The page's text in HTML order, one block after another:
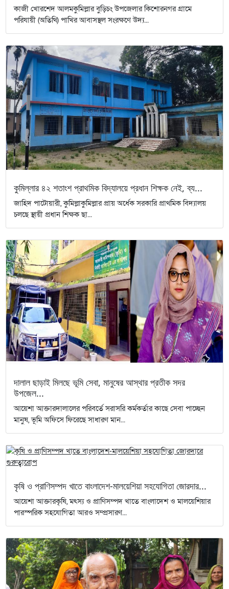
কাজী খোরশেদ আলমকুমিল্লার বুড়িচং উপজেলার কিশোরনগর গ্রামে
পরিযায়ী (অতিথি) পাখির আবাসস্থল সংরক্ষণে উদ্য...
কুমিল্লার ৪২ শতাংশ প্রাথমিক বিদ্যালয়ে প্রধান শিক্ষক নেই, ব্য...
জাহিদ পাটোয়ারী, কুমিল্লাকুমিল্লার প্রায় অর্ধেক সরকারি প্রাথমিক বিদ্যালয়
চলছে স্থায়ী প্রধান শিক্ষক ছা...
দালাল ছাড়াই মিলছে ভূমি সেবা, মানুষের আস্থার প্রতীক সদর
উপজেল...
আয়েশা আক্তারদালালের পরিবর্তে সরাসরি কর্মকর্তার কাছে সেবা পাচ্ছেন
মানুষ, ভূমি অফিসে ফিরেছে সাধারণ মান...
কৃষি ও প্রাণিসম্পদ খাতে বাংলাদেশ-মালয়েশিয়া সহযোগিতা জোরদার...
আয়েশা আক্তারকৃষি, মৎস্য ও প্রাণিসম্পদ খাতে বাংলাদেশ ও মালয়েশিয়ার
পারস্পরিক সহযোগিতা আরও সম্প্রসারণ...